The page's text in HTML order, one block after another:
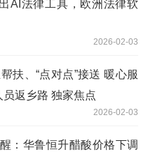
AI法律工具，欧洲法律软
2026-02-03
扶、“点对点”接送 暖心服
返乡路 独家焦点
2026-02-03
：华鲁恒升醋酸价格下调